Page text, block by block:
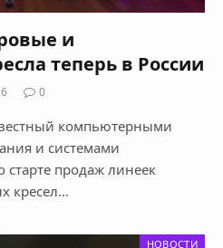
и
теперь в России
0
компьютерными
и системами
старте продаж линеек
кресел…
НОВОСТИ